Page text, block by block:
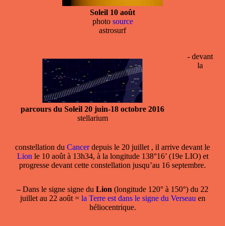
Soleil 10 août
photo source
astrosurf
parcours du Soleil 20 juin-18 octobre 2016
stellarium
- devant
la
constellation du Cancerdepuis le 20 juillet , il arrive devant le
Lion le 10 août à 13h34, à la longitude 138°16’ (19e LIO) et
progresse devant cette constellation jusqu’au 16 septembre.
–Dans le signe signe du Lion (longitude 120° à 150°) du 22
juillet au 22 août = la Terre est dans le signe du Verseau en
héliocentrique.